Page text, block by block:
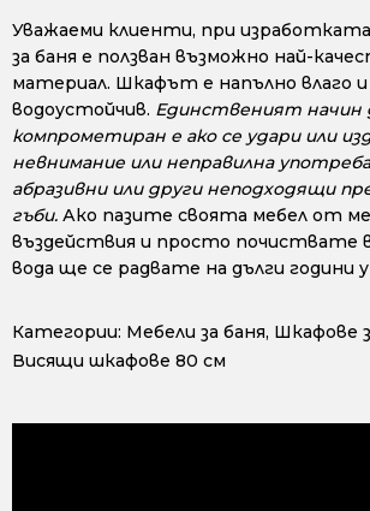
Уважаеми клиенти, при
за баня е ползван възможно най-
материал. Шкафът е напълно влаго и
водоустойчив. Единственият начин
компрометиран е ако се удари или
невнимание или неправилна
абразивни или други неподходящи
гъби. Ако пазите своята мебел от
въздействия и просто почиствате
вода ще се радвате на дълги години
Категории: Мебели за баня, Шкафове
Висящи шкафове 80 см